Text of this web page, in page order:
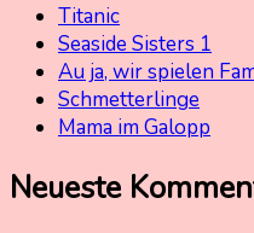
Titanic
Seaside Sisters 1
Au ja, wir spielen
Schmetterlinge
Mama im Galopp
Neueste